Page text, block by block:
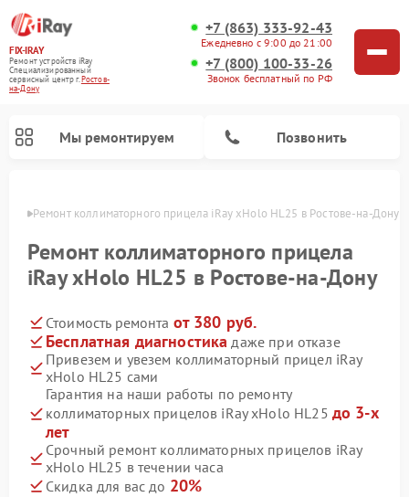
FIX-IRAY
Ремонт устройств iRay
Специализированный
cервисный центр г.Ростов-
на-Дону
+7 (863) 333-92-43
Ежедневно с 9:00 до 21:00
+7 (800) 100-33-26
Звонок бесплатный по РФ
Мы ремонтируем Позвонить
Ремонт коллиматорного прицела iRay xHolo HL25 в Ростове-на-Дону
Ремонт коллиматорного прицела
iRay xHolo HL25 в Ростове-на-Дону
Стоимость ремонта от 380 руб.
Бесплатная диагностика даже при отказе
Привезем и увезем коллиматорный прицел iRay
xHolo HL25 сами
Гарантия на наши работы по ремонту
коллиматорных прицелов iRay xHolo HL25 до 3-х
лет
Срочный ремонт коллиматорных прицелов iRay
xHolo HL25 в течении часа
Скидка для вас до 20%